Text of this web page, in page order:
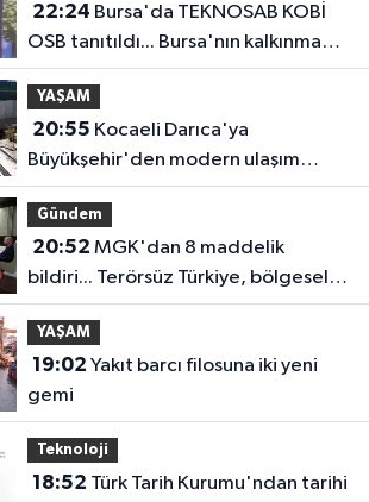
22:24
OSB tanıtıldı... Bursa'nın kalkınma
yolculuğunda yeni dönem
YAŞAM
20:55
Büyükşehir'den modern ulaşım
yatırımı
Gündem
20:52
bildiri... Terörsüz Türkiye, bölgesel
güvenlik ve Gazze mesajı
YAŞAM
19:02
gemi
Teknoloji
18:52